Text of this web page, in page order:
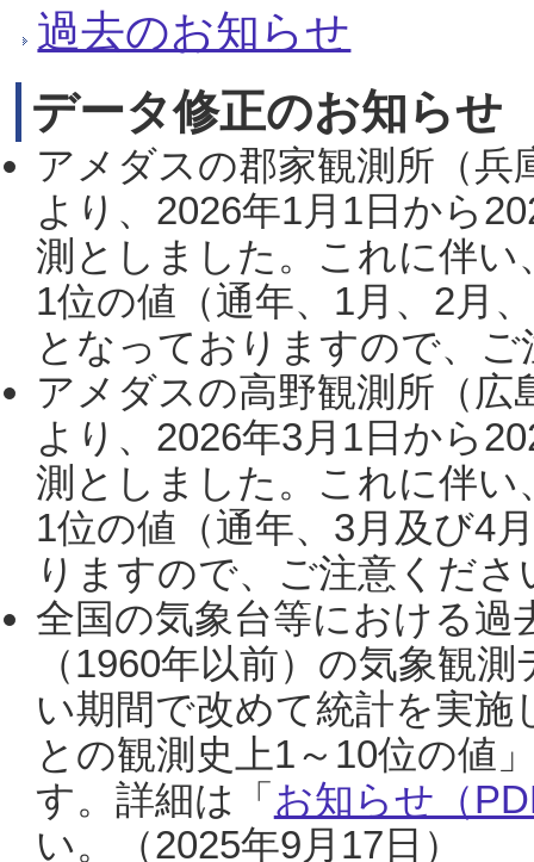
過去のお知らせ
データ修正のお知らせ
アメダスの郡家観測所（
より、2026年1月1日から
測としました。これに伴い
1位の値（通年、1月、2月
となっておりますので、
アメダスの高野観測所（
より、2026年3月1日から
測としました。これに伴い
1位の値（通年、3月及び4
りますので、ご注意くだ
全国の気象台等における過
（1960年以前）の気象観
い期間で改めて統計を実
との観測史上1～10位の値
す。詳細は「 お知らせ（
い。（2025年9月17日）